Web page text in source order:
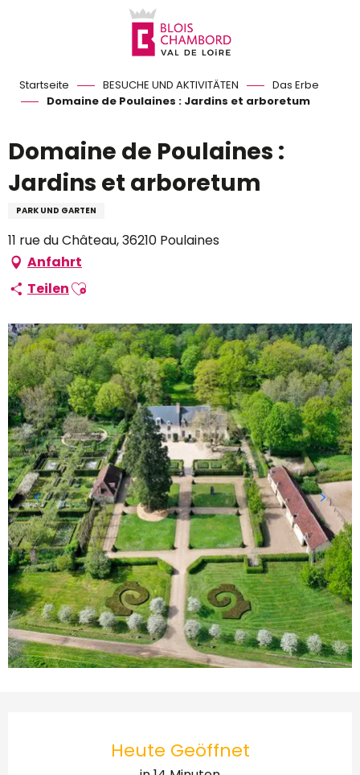
Startseite BESUCHE UND AKTIVITÄTEN
Das Erbe
Domaine de Poulaines : Jardins et arboretum
Domaine de Poulaines :
Jardins et arboretum
PARK UND GARTEN
11 rue du Château, 36210 Poulaines
Anfahrt
TeilenAjouter aux favoris
Heute Geöffnet